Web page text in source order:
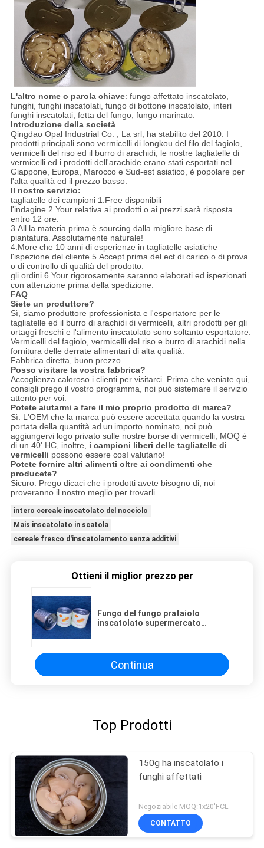
L'altro nome o parola chiave: fungo affettato inscatolato,
funghi, funghi inscatolati, fungo di bottone inscatolato, interi
funghi inscatolati, fetta del fungo, fungo marinato.
Introduzione della società
Qingdao Opal Industrial Co. , La srl, ha stabilito del 2010. I
prodotti principali sono vermicelli di longkou del filo del fagiolo,
vermicelli del riso ed il burro di arachidi, le nostre tagliatelle di
vermicelli ed i prodotti dell'arachide erano stati esportati nel
Giappone, Europa, Marocco e Sud-est asiatico, è popolare per
l'alta qualità ed il prezzo basso.
Il nostro servizio:
tagliatelle dei campioni 1.Free disponibili
l'indagine 2.Your relativa ai prodotti o ai prezzi sarà risposta
entro 12 ore.
3.All la materia prima è sourcing dalla migliore base di
piantatura. Assolutamente naturale!
4.More che 10 anni di esperienze in tagliatelle asiatiche
l'ispezione del cliente 5.Accept prima del ect di carico o di prova
o di controllo di qualità del prodotto.
gli ordini 6.Your rigorosamente saranno elaborati ed ispezionati
con attenzione prima della spedizione.
FAQ
Siete un produttore?
Sì, siamo produttore professionista e l'esportatore per le
tagliatelle ed il burro di arachidi di vermicelli, altri prodotti per gli
ortaggi freschi e l'alimento inscatolato sono soltanto esportatore.
Vermicelli del fagiolo, vermicelli del riso e burro di arachidi nella
fornitura delle derrate alimentari di alta qualità.
Fabbrica diretta, buon prezzo.
Posso visitare la vostra fabbrica?
Accoglienza caloroso i clienti per visitarci. Prima che veniate qui,
consigli prego il vostro programma, noi può sistemare il servizio
attento per voi.
Potete aiutarmi a fare il mio proprio prodotto di marca?
Sì. L'OEM che la marca può essere accettata quando la vostra
portata della quantità ad un importo nominato, noi può
aggiungervi logo privato sulle nostre borse di vermicelli, MOQ è
di un 40' HC, inoltre, i campioni liberi delle tagliatelle di
vermicelli possono essere così valutano!
Potete fornire altri alimenti oltre ai condimenti che
producete?
Sicuro. Prego dicaci che i prodotti avete bisogno di, noi
proveranno il nostro meglio per trovarli.
intero cereale inscatolato del nocciolo
Mais inscatolato in scatola
cereale fresco d'inscatolamento senza additivi
Ottieni il miglior prezzo per
Fungo del fungo prataiolo
inscatolato supermercato
Continua
Top Prodotti
150g ha inscatolato i
funghi affettati
Negoziabile MOQ:1x20'FCL
CONTATTO